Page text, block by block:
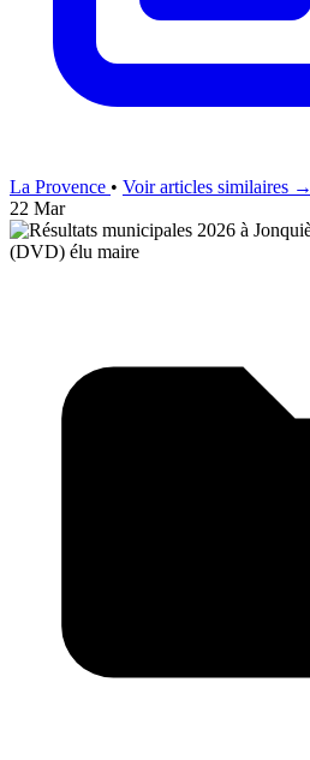
La Provence • Voir articles similaires →
22 Mar